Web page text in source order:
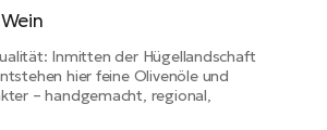
unser neues
können daher
empfehlen!
Inmitten der Hügellandschaft
hier feine Olivenöle und
– handgemacht, regional,